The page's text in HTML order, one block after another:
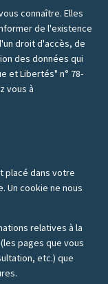
connaître. Elles
de l'existence
droit d'accès, de
des données qui
et Libertés" n° 78-
vous à
placé dans votre
Un cookie ne nous
relatives à la
pages que vous
etc.) que